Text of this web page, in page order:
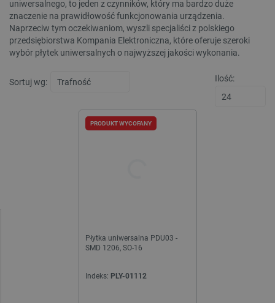
uniwersalnego, to jeden z czynników, który ma bardzo duże
znaczenie na prawidłowość funkcjonowania urządzenia.
Naprzeciw tym oczekiwaniom, wyszli specjaliści z polskiego
przedsiębiorstwa Kompania Elektroniczna, które oferuje szeroki
wybór płytek uniwersalnych o najwyższej jakości wykonania.
Sortuj wg: Ilość:
Płytka uniwersalna PDU03 -
SMD 1206, SO-16
Indeks: PLY-01112
PRODUKT WYCOFANY